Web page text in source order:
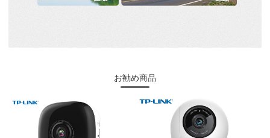
お勧め商品